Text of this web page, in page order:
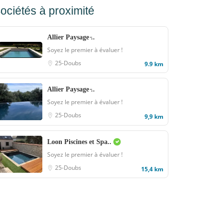
à proximité
Allier Paysage ̵..
Soyez le premier à évaluer !
25-Doubs
9.9 km
Allier Paysage ̵..
Soyez le premier à évaluer !
25-Doubs
9,9 km
Loon Piscines et Spa..
Soyez le premier à évaluer !
25-Doubs
15,4 km